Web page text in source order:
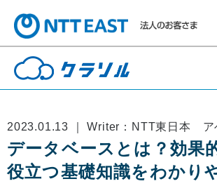
2023.01.13 ｜ Writer：NTT東日本 ア
データベースとは？効果
役立つ基礎知識をわかり